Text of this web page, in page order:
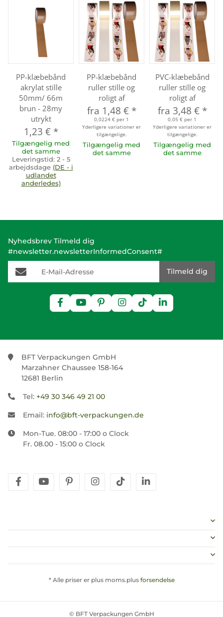
PP-klæbebånd
akrylat stille
50mm/ 66m
brun - 28my
utrykt
1,23 € *
Tilgængelig med
det samme
Leveringstid: 2 - 5
arbejdsdage (DE - i
udlandet
anderledes)
PP-klæbebånd
ruller stille og
roligt af
fra 1,48 € *
0,0224 € per 1
Yderligere variationer er
tilgængelige.
Tilgængelig med
det samme
PVC-klæbebånd
ruller stille og
roligt af
fra 3,48 € *
0,05 € per 1
Yderligere variationer er
tilgængelige.
Tilgængelig med
det samme
Nyhedsbrev Tilmeld dig
#newsletter.newsletterInformedConsent#
E-Mail-Adresse
Tilmeld dig
BFT Verpackungen GmbH
Marzahner Chaussee 158-164
12681 Berlin
Tel: +49 30 346 49 21 00
Email: info@bft-verpackungen.de
Mon-Tue. 08:00 - 17:00 o Clock
Fr. 08.00 - 15:00 o Clock
facebookyoutubepinterestinstagram
tiktok
* Alle priser er plus moms.plus forsendelse
© BFT Verpackungen GmbH